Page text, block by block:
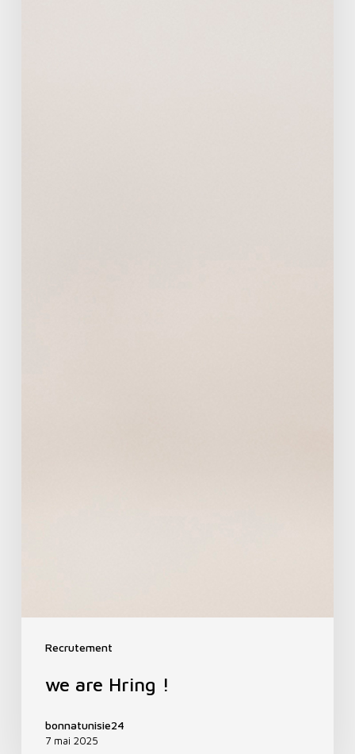
Recrutement
we are Hring !
bonnatunisie24
7 mai 2025